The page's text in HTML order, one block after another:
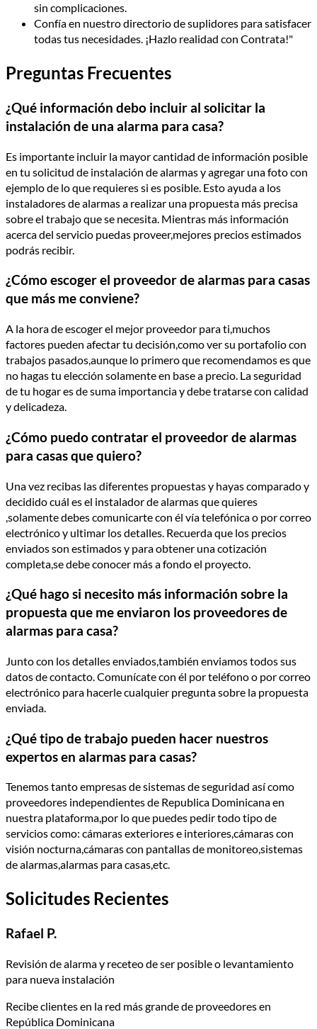
sin complicaciones.
Confía en nuestro directorio de suplidores para satisfacer
todas tus necesidades. ¡Hazlo realidad con Contrata!"
Preguntas Frecuentes
¿Qué información debo incluir al solicitar la
instalación de una alarma para casa?
Es importante incluir la mayor cantidad de información posible
en tu solicitud de instalación de alarmas y agregar una foto con
ejemplo de lo que requieres si es posible. Esto ayuda a los
instaladores de alarmas a realizar una propuesta más precisa
sobre el trabajo que se necesita. Mientras más información
acerca del servicio puedas proveer,mejores precios estimados
podrás recibir.
¿Cómo escoger el proveedor de alarmas para casas
que más me conviene?
A la hora de escoger el mejor proveedor para ti,muchos
factores pueden afectar tu decisión,como ver su portafolio con
trabajos pasados,aunque lo primero que recomendamos es que
no hagas tu elección solamente en base a precio. La seguridad
de tu hogar es de suma importancia y debe tratarse con calidad
y delicadeza.
¿Cómo puedo contratar el proveedor de alarmas
para casas que quiero?
Una vez recibas las diferentes propuestas y hayas comparado y
decidido cuál es el instalador de alarmas que quieres
,solamente debes comunicarte con él vía telefónica o por correo
electrónico y ultimar los detalles. Recuerda que los precios
enviados son estimados y para obtener una cotización
completa,se debe conocer más a fondo el proyecto.
¿Qué hago si necesito más información sobre la
propuesta que me enviaron los proveedores de
alarmas para casa?
Junto con los detalles enviados,también enviamos todos sus
datos de contacto. Comunícate con él por teléfono o por correo
electrónico para hacerle cualquier pregunta sobre la propuesta
enviada.
¿Qué tipo de trabajo pueden hacer nuestros
expertos en alarmas para casas?
Tenemos tanto empresas de sistemas de seguridad así como
proveedores independientes de Republica Dominicana en
nuestra plataforma,por lo que puedes pedir todo tipo de
servicios como: cámaras exteriores e interiores,cámaras con
visión nocturna,cámaras con pantallas de monitoreo,sistemas
de alarmas,alarmas para casas,etc.
Solicitudes Recientes
Rafael P.
Revisión de alarma y receteo de ser posible o levantamiento
para nueva instalación
Recibe clientes en la red más grande de proveedores en
República Dominicana